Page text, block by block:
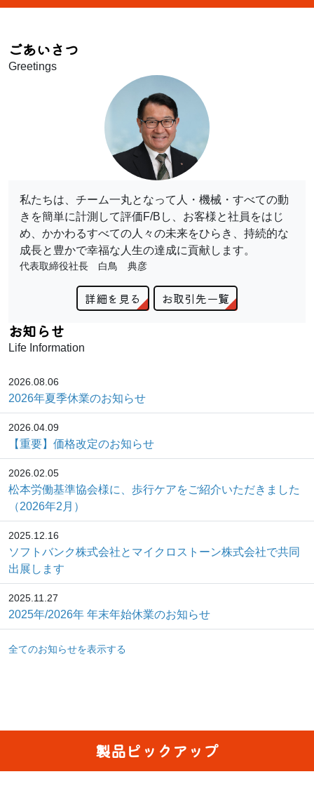
ごあいさつ
Greetings
私たちは、チーム一丸となって人・機械・すべての動
きを簡単に計測して評価F/Bし、お客様と社員をはじ
め、かかわるすべての人々の未来をひらき、持続的な
成長と豊かで幸福な人生の達成に貢献します。
代表取締役社長 白鳥 典彦
詳細を見る お取引先一覧
お知らせ
Life Information
2026.08.06
2026年夏季休業のお知らせ
2026.04.09
【重要】価格改定のお知らせ
2026.02.05
松本労働基準協会様に、歩行ケアをご紹介いただきました
（2026年2月）
2025.12.16
ソフトバンク株式会社とマイクロストーン株式会社で共同
出展します
2025.11.27
2025年/2026年 年末年始休業のお知らせ
全てのお知らせを表示する
製品ピックアップ